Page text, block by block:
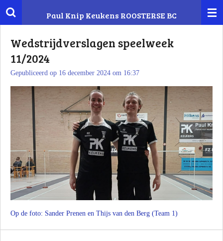
Ga
de
hoofdinhoud
Paul Knip Keukens ROOSTERSE BC
Wedstrijdverslagen speelweek
11/2024
Gepubliceerd op 16 december 2024 om 16:37
Op de foto: Sander Prenen en Thijs van den Berg (Team 1)